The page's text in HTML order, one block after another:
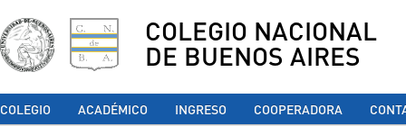
COLEGIO NACIONAL
DE BUENOS AIRES
COLEGIO ACADÉMICO INGRESO COOPERADORA